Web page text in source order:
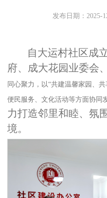
发布日期：2025-
自大运村社区成
府、成大花园业委会、
同心聚力，以“共建温馨家园、共
便民服务、文化活动等方面协同
力打造邻里和睦、氛
境。